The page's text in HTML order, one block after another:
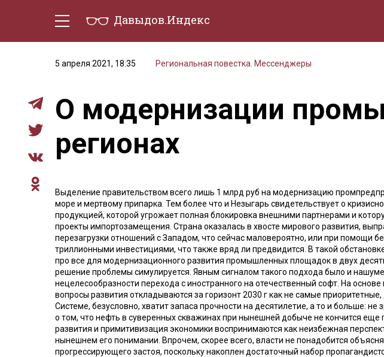
Давыдов.Индекс
5 апреля 2021, 18:35
Региональная повестка. Мессенджеры
О модернизации
регионах
Выделение правительством всего лишь 1 млрд руб на модернизацию
море и мертвому припарка. Тем более что и Незыгарь свидетельствует о
продукцией, которой угрожает полная блокировка внешними партнерами и
проекты импортозамещения. Страна оказалась в хвосте мирового развития,
перезагрузки отношений с Западом, что сейчас маловероятно, или при помощи
триллионными инвестициями, что также вряд ли предвидится. В такой
про все для модернизационного развития промышленных площадок в двух
решение проблемы симулируется. Явным сигналом такого подхода было и
нецелесообразности перехода с иностранного на отечественный софт. На
вопросы развития откладываются за горизонт 2030 г как не самые
Системе, безусловно, хватит запаса прочности на десятилетие, а то и больше:
о том, что нефть в суверенных скважинах при нынешней добыче не кончится еще
развития и примитивизация экономики воспринимаются как неизбежная
нынешнем его понимании. Впрочем, скорее всего, власти не понадобится
прогрессирующего застоя, поскольку накоплен достаточный набор